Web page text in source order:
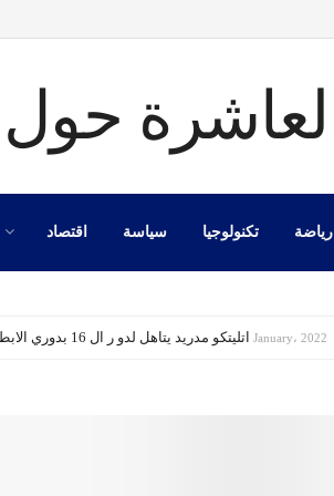
اقتصاد سياسة تكنولوجيا رياضة
اتليتكو مدريد يتاهل لدو ر ال 16 بدوري الابطال 8 January، 2022